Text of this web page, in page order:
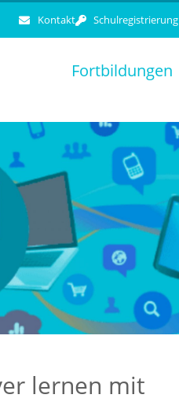
Kontakt Schulregistrierung
Fortbildungen
lernen mit